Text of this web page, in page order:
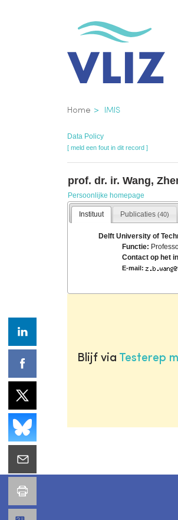
Kruimelpad
Home IMIS
Data Policy
[ meld een fout in dit record ]
prof. dr. ir. Wang,
Persoonlijke homepage
Instituut Publicaties(40)
Delft University of
Functie:
Contact op het
E-mail:
Blijf via Testerep